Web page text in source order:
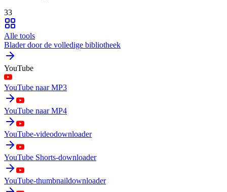
33
Alle tools
Blader door de volledige bibliotheek
YouTube
YouTube naar MP3
YouTube naar MP4
YouTube-videodownloader
YouTube Shorts-downloader
YouTube-thumbnaildownloader